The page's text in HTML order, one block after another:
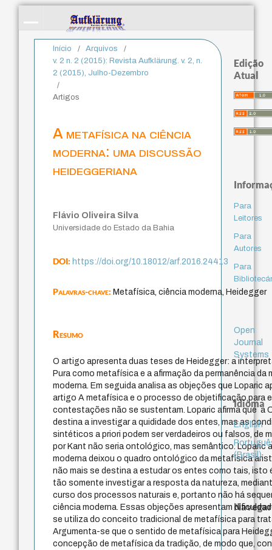
Início / Arquivos
/
v. 2 n. 2 (2015): Revista Aufklärung. v. 2, n.
2 (2015), Julho-Dezembro
/
Artigos
A metafísica na ciência
moderna: uma discussão
heideggeriana
Flávio Oliveira Silva
Universidade do Estado da Bahia
DOI:https://doi.org/10.18012/arf.2016.24413
Palavras-chave:Metafísica, ciência moderna, Heidegger
Resumo
O artigo apresenta duas teses de Heidegger: a
Pura como metafísica e a afirmação da permanência
moderna. Em seguida analisa as objeções que Loparic
artigo A metafísica e o processo de objetificação,para
contestações não se sustentam. Loparic afirma que a
destina a investigar a quididade dos entes, mas as
sintéticos a priori podem ser verdadeiros ou falsos, de
por Kant não seria ontológico, mas semântico. Loparic
moderna deixou o quadro ontológico da metafísica
não mais se destina a estudar os entes como tais, isto
tão somente investigar a resposta da natureza,
curso dos processos naturais e, portanto não há
ciência moderna. Essas objeções apresentam
se utiliza do conceito tradicional de metafísica para
Argumenta-se que o sentido de metafísica para
concepção de metafísica da tradição, de modo que,
Edição
Atual
Para
Leitores
Para
Autores
Para
Open
Journal
Systems
Idioma
English
(Brasil)
Navegar